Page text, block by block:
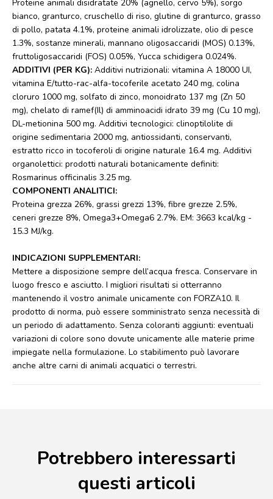
Proteine animali disidratate 20% (agnello, cervo 5%), sorgo
bianco, granturco, cruschello di riso, glutine di granturco, grasso
di pollo, patata 4.1%, proteine animali idrolizzate, olio di pesce
1.3%, sostanze minerali, mannano oligosaccaridi (MOS) 0.13%,
fruttoligosaccaridi (FOS) 0.05%, Yucca schidigera 0.024%.
ADDITIVI (PER KG): Additivi nutrizionali: vitamina A 18000 UI,
vitamina E/tutto-rac-alfa-tocoferile acetato 240 mg, colina
cloruro 1000 mg, solfato di zinco, monoidrato 137 mg (Zn 50
mg), chelato di ramef(Il) di amminoacidi idrato 39 mg (Cu 10 mg),
DL-metionina 500 mg. Additivi tecnologici: clinoptilolite di
origine sedimentaria 2000 mg, antiossidanti, conservanti,
estratto ricco in tocoferoli di origine naturale 16.4 mg. Additivi
organolettici: prodotti naturali botanicamente definiti:
Rosmarinus officinalis 3.25 mg.
COMPONENTI ANALITICI:
Proteina grezza 26%, grassi grezzi 13%, fibre grezze 2.5%,
ceneri grezze 8%, Omega3+Omega6 2.7%. EM: 3663 kcal/kg -
15.3 MJ/kg.
INDICAZIONI SUPPLEMENTARI:
Mettere a disposizione sempre dell’acqua fresca. Conservare in
luogo fresco e asciutto. I migliori risultati si otterranno
mantenendo il vostro animale unicamente con FORZA10. Il
prodotto di norma, può essere somministrato senza necessità di
un periodo di adattamento. Senza coloranti aggiunti: eventuali
variazioni di colore sono dovute unicamente alle materie prime
impiegate nella formulazione. Lo stabilimento può lavorare
anche altre carni di animali acquatici o terrestri.
Potrebbero interessarti
questi articoli